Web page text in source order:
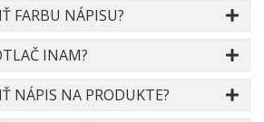
FARBU NÁPISU?
INAM?
NÁPIS NA PRODUKTE?